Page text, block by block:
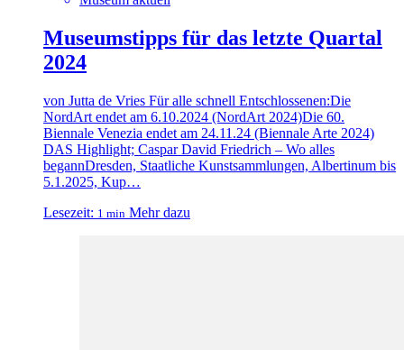
Museumstipps für das letzte Quartal
2024
von Jutta de Vries Für alle schnell Entschlossenen:Die
NordArt endet am 6.10.2024 (NordArt 2024)Die 60.
Biennale Venezia endet am 24.11.24 (Biennale Arte 2024)
DAS Highlight; Caspar David Friedrich – Wo alles
begannDresden, Staatliche Kunstsammlungen, Albertinum bis
5.1.2025, Kup…
Lesezeit: 1 min Mehr dazu